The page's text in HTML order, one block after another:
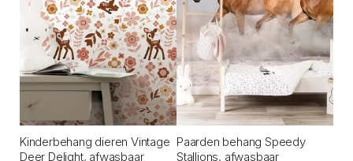
Kinderbehang dieren Vintage
Deer Delight, afwasbaar
Paarden behang Speedy
Stallions, afwasbaar